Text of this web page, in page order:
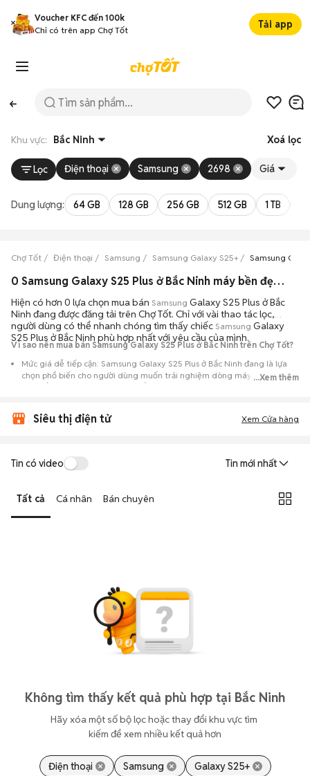
Voucher KFC đến 100k
Chỉ có trên app Chợ Tốt
Tải app
Khu vực: Bắc Ninh Xoá lọc
Lọc Điện thoại Samsung 2698 Giá
Dung lượng: 64 GB 128 GB 256 GB 512 GB 1 TB
Chợ Tốt Điện thoại Samsung Samsung Galaxy S25+ Samsung
0 Samsung Galaxy S25 Plus ở Bắc Ninh máy bền đẹp đang bán 08/2026
Hiện có hơn 0 lựa chọn mua bán Samsung Galaxy S25 Plus ở Bắc
Ninh đang được đăng tải trên Chợ Tốt. Chỉ với vài thao tác lọc,
người dùng có thể nhanh chóng tìm thấy chiếc Samsung Galaxy
S25 Plus ở Bắc Ninh phù hợp nhất với yêu cầu của mình.
Vì sao nên mua bán Samsung Galaxy S25 Plus ở Bắc Ninh trên Chợ Tốt?
Mức giá dễ tiếp cận: Samsung Galaxy S25 Plus ở Bắc Ninh đang là lựa
chọn phổ biến cho người dùng muốn trải nghiệm dòng máy này với chi
phí thấp hơn so với khi mới ra mắt.
Bắc Ninh từ nhiều cá nhân muốn lên đời máy, mang đến đa dạng sự lựa
chọn về tình trạng bảo hành, hình thức máy và màu sắc.
đánh giá chính xác hiệu năng thực tế của máy so với mô tả trên
Mua bán linh hoạt: Hai bên có thể chủ động thỏa thuận giá cả và
địa điểm giao nhận, chốt giao dịch nhanh chóng khi đạt được
...Xem thêm
Siêu thị điện tử Xem Cửa hàng
Tin có video Tin mới nhất
Tất cả Cá nhân Bán chuyên
Không tìm thấy kết quả phù hợp tại Bắc Ninh
Hãy xóa một số bộ lọc hoặc thay đổi khu vực tìm
kiếm để xem nhiều kết quả hơn
Điện thoại Samsung Galaxy S25+